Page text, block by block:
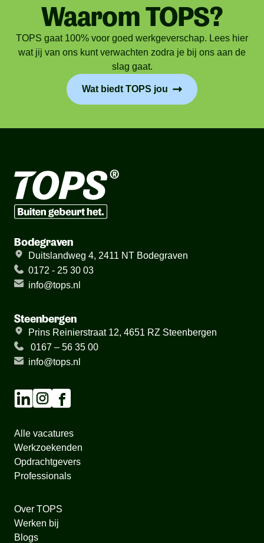
Waarom TOPS?
TOPS gaat 100% voor goed werkgeverschap. Lees hier
wat jij van ons kunt verwachten zodra je bij ons aan de
slag gaat.
Wat biedt TOPS jou
Bodegraven
Duitslandweg 4, 2411 NT Bodegraven
0172 - 25 30 03
info@tops.nl
Steenbergen
Prins Reinierstraat 12, 4651 RZ Steenbergen
0167 – 56 35 00
info@tops.nl
Alle vacatures
Werkzoekenden
Opdrachtgevers
Professionals
Over TOPS
Werken bij
Blogs